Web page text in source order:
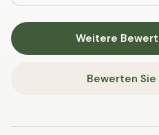
Weitere
Bewerten